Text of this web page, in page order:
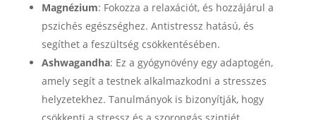
Magnézium: Fokozza a relaxációt, és hozzájárul a
pszichés egészséghez. Antistressz hatású, és
segíthet a feszültség csökkentésében.
Ashwagandha: Ez a gyógynövény egy adaptogén,
amely segít a testnek alkalmazkodni a stresszes
helyzetekhez. Tanulmányok is bizonyítják, hogy